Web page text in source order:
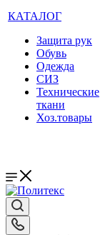
КАТАЛОГ
Защита рук
Обувь
Одежда
СИЗ
Технические
ткани
Хоз.товары